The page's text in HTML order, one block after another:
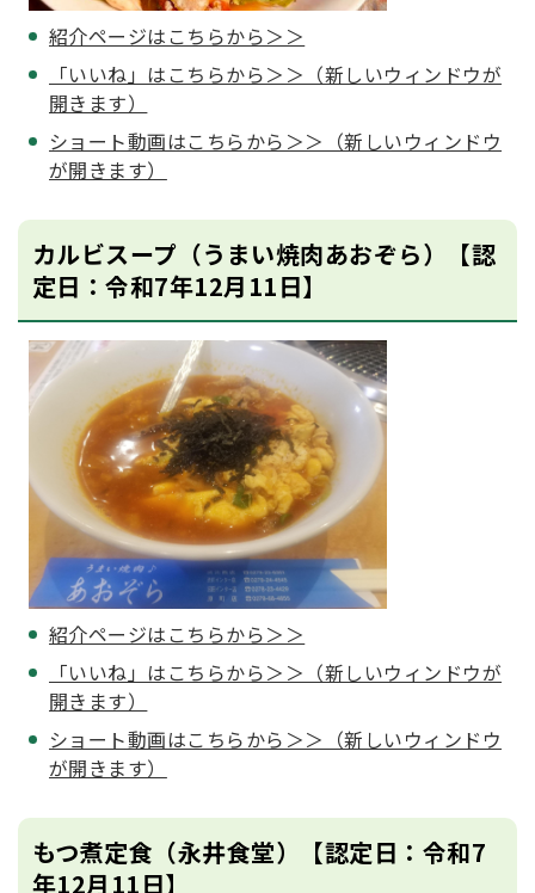
紹介ページはこちらから＞＞
「いいね」はこちらから＞＞（新しいウィンドウが
開きます）
ショート動画はこちらから＞＞（新しいウィンドウ
が開きます）
カルビスープ（うまい焼肉あおぞら）【認
定日：令和7年12月11日】
紹介ページはこちらから＞＞
「いいね」はこちらから＞＞（新しいウィンドウが
開きます）
ショート動画はこちらから＞＞（新しいウィンドウ
が開きます）
もつ煮定食（永井食堂）【認定日：令和7
年12月11日】